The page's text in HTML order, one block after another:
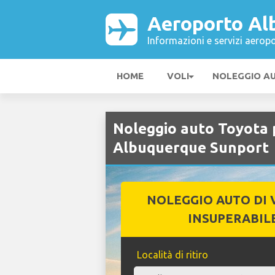
Aeroporto
Informazioni e servizi
HOME VOLI NOLEGGIO
Noleggio auto
Albuquerque Sunport
NOLEGGIO AUTO DI
Località di ritiro